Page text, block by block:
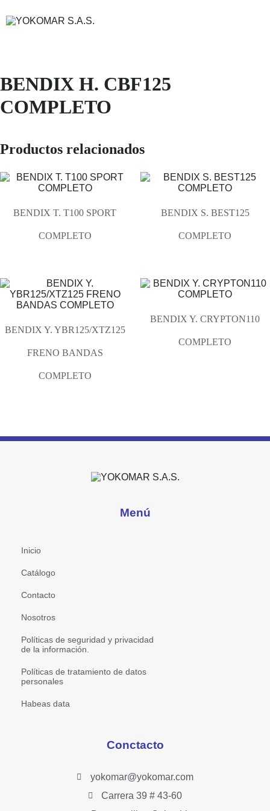
BENDIX H. CBF125
COMPLETO
Productos relacionados
BENDIX T. T100 SPORT
COMPLETO
BENDIX S. BEST125
COMPLETO
BENDIX Y. YBR125/XTZ125
FRENO BANDAS
COMPLETO
BENDIX Y. CRYPTON110
COMPLETO
Menú
Inicio
Catálogo
Contacto
Nosotros
Políticas de seguridad y privacidad
de la información.
Políticas de tratamiento de datos
personales
Habeas data
Conctacto
yokomar@yokomar.com
Carrera 39 # 43-60